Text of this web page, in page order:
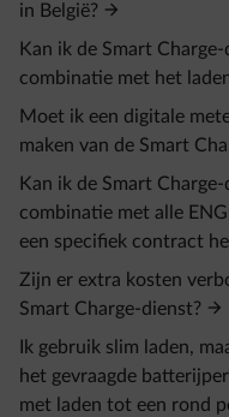
in België?
Kan ik de Smart
combinatie met het
Moet ik een digitale
maken van de Smart
Kan ik de Smart
combinatie met alle
een specifiek contract
Zijn er extra kosten
Smart Charge-dienst?
Ik gebruik slim laden,
het gevraagde
met laden tot een rond